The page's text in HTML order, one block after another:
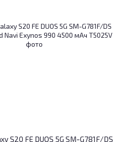
S20 FE DUOS 5G SM-G781F/DS